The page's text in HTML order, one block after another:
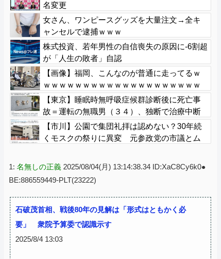
名変更
女さん、ワンピースグッズを大量注文→全キ
ャンセルで逮捕ｗｗｗ
株式投資、若年男性の自信喪失の原因に-6割超
が「人生の敗者」自認
【画像】福岡、こんなのが普通に走ってるｗ
ｗｗｗｗｗｗｗｗｗｗｗｗｗｗｗｗｗｗｗｗ
ｗｗｗｗｗｗｗｗｗｗｗｗｗｗｗｗｗｗｗ
【東京】睡眠時無呼吸症候群診断後に死亡事
故＝運転の無職男（３４）、独断で治療中断
―危険運転致死罪適用も
【市川】公園で集団礼拝は認めない？30年続
くモスクの祭りに異変 元参政党の市議とム
度差
1: 名無しの正義 2025/08/04(月) 13:14:38.34 ID:XaC8Cy6k0●
BE:886559449-PLT(23222)
石破茂首相、戦後80年の見解は「形式はともかく必
要」 衆院予算委で認識示す
2025/8/4 13:03